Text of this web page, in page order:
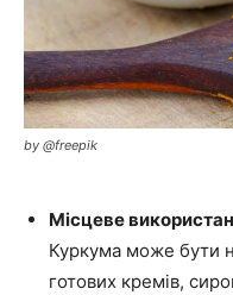
by @freepik
Місцеве
Куркума може бути
готових кремів,